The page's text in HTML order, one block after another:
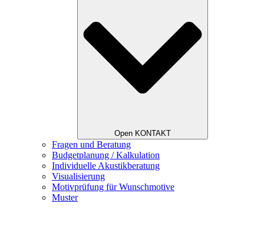
Open KONTAKT
Fragen und Beratung
Budgetplanung / Kalkulation
Individuelle Akustikberatung
Visualisierung
Motivprüfung für Wunschmotive
Muster